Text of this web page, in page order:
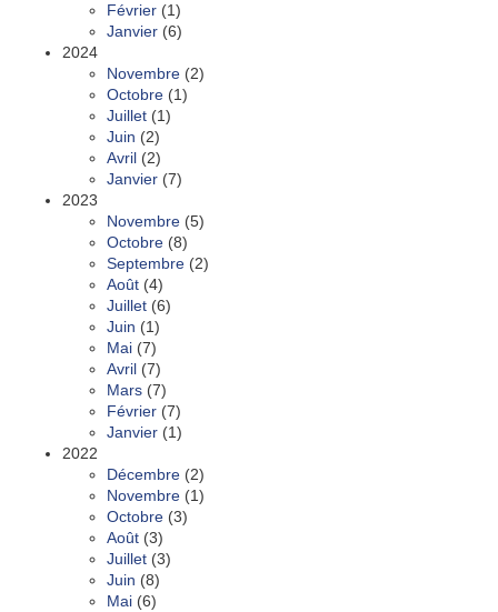
Février (1)
Janvier (6)
2024
Novembre (2)
Octobre (1)
Juillet (1)
Juin (2)
Avril (2)
Janvier (7)
2023
Novembre (5)
Octobre (8)
Septembre (2)
Août (4)
Juillet (6)
Juin (1)
Mai (7)
Avril (7)
Mars (7)
Février (7)
Janvier (1)
2022
Décembre (2)
Novembre (1)
Octobre (3)
Août (3)
Juillet (3)
Juin (8)
Mai (6)